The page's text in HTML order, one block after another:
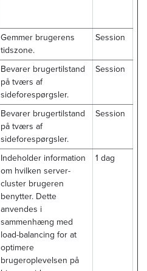
Gemmer brugerens
tidszone.
Session
Bevarer brugertilstand
på tværs af
sideforespørgsler.
Session
Bevarer brugertilstand
på tværs af
sideforespørgsler.
Session
Indeholder information
om hvilken server-
cluster brugeren
benytter. Dette
anvendes i
sammenhæng med
load-balancing for at
optimere
brugeroplevelsen på
1 dag